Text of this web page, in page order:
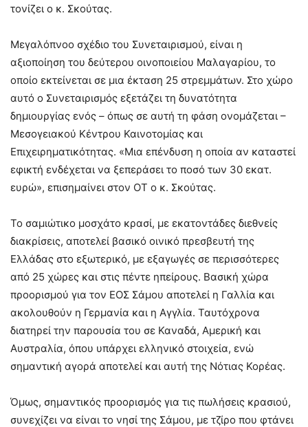
τονίζει ο κ. Σκούτας.
Μεγαλόπνοο σχέδιο του Συνεταιρισμού, είναι η
αξιοποίηση του δεύτερου οινοποιείου Μαλαγαρίου, το
οποίο εκτείνεται σε μια έκταση 25 στρεμμάτων. Στο χώρο
αυτό ο Συνεταιρισμός εξετάζει τη δυνατότητα
δημιουργίας ενός – όπως σε αυτή τη φάση ονομάζεται –
Μεσογειακού Κέντρου Καινοτομίας και
Επιχειρηματικότητας. «Μια επένδυση η οποία αν καταστεί
εφικτή ενδέχεται να ξεπεράσει το ποσό των 30 εκατ.
ευρώ», επισημαίνει στον ΟΤ ο κ. Σκούτας.
Το σαμιώτικο μοσχάτο κρασί, με εκατοντάδες διεθνείς
διακρίσεις, αποτελεί βασικό οινικό πρεσβευτή της
Ελλάδας στο εξωτερικό, με εξαγωγές σε περισσότερες
από 25 χώρες και στις πέντε ηπείρους. Βασική χώρα
προορισμού για τον ΕΟΣ Σάμου αποτελεί η Γαλλία και
ακολουθούν η Γερμανία και η Αγγλία. Ταυτόχρονα
διατηρεί την παρουσία του σε Καναδά, Αμερική και
Αυστραλία, όπου υπάρχει ελληνικό στοιχεία, ενώ
σημαντική αγορά αποτελεί και αυτή της Νότιας Κορέας.
Όμως, σημαντικός προορισμός για τις πωλήσεις κρασιού,
συνεχίζει να είναι το νησί της Σάμου, με τζίρο που φτάνει